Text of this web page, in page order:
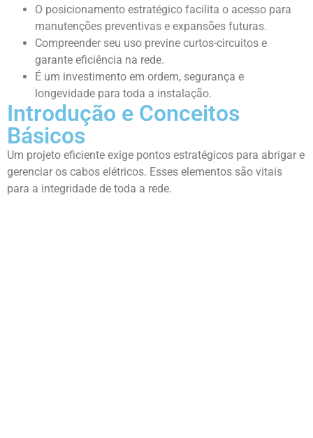
O posicionamento estratégico facilita o acesso para
manutenções preventivas e expansões futuras.
Compreender seu uso previne curtos-circuitos e
garante eficiência na rede.
É um investimento em ordem, segurança e
longevidade para toda a instalação.
Introdução e Conceitos
Básicos
Um projeto eficiente exige pontos estratégicos para abrigar e
gerenciar os cabos elétricos. Esses elementos são vitais
para a integridade de toda a rede.